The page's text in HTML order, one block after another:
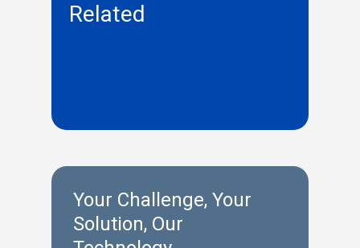
Related
Your Challenge, Your
Solution, Our